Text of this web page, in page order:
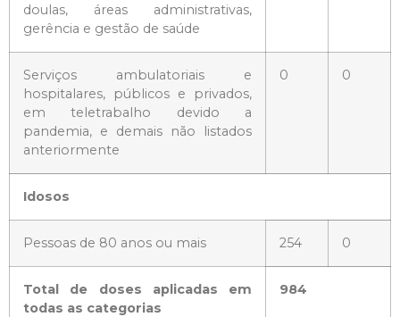
doulas, áreas administrativas,
gerência e gestão de saúde
Serviços ambulatoriais e
hospitalares, públicos e privados,
em teletrabalho devido a
pandemia, e demais não listados
anteriormente
0 0
Idosos
Pessoas de 80 anos ou mais 254 0
Total de doses aplicadas em
todas as categorias
984